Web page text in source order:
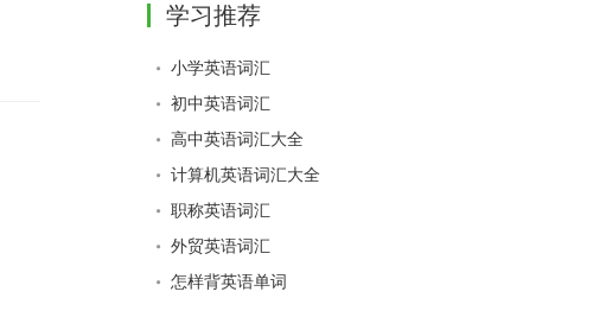
学习推荐
小学英语词汇
初中英语词汇
高中英语词汇大全
计算机英语词汇大全
职称英语词汇
外贸英语词汇
怎样背英语单词